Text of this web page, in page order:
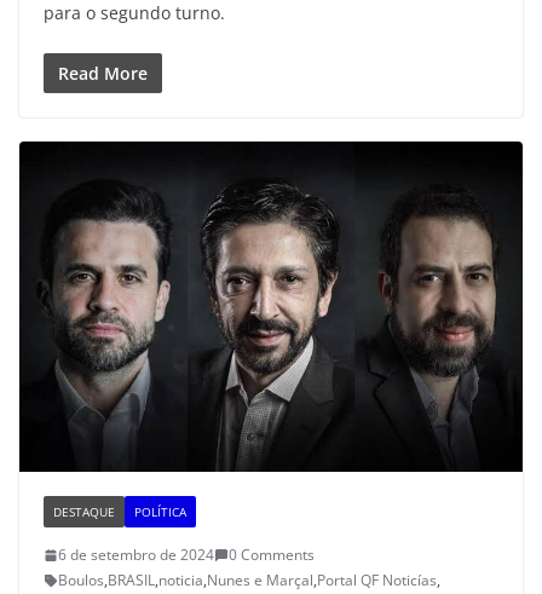
para o segundo turno.
Read More
DESTAQUE POLÍTICA
6 de setembro de 2024
0 Comments
Boulos,BRASIL,noticia,Nunes e Marçal,Portal QF Noticías,